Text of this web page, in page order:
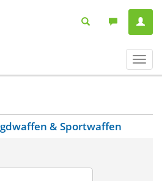
ein-/
& Sportwaffen